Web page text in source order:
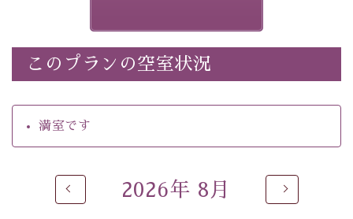
・チェックイン15時、チェックアウト10時
・朝夕個室料亭で個室食
・夕食は地産地消の創作和会席 美湖膳（二十四節気と
いう昔の暦による料理表現）
・朝食はこだわりの味噌汁をはじめとした和定食
【温泉】
このプランの空室状況
満室です
2026年 8月